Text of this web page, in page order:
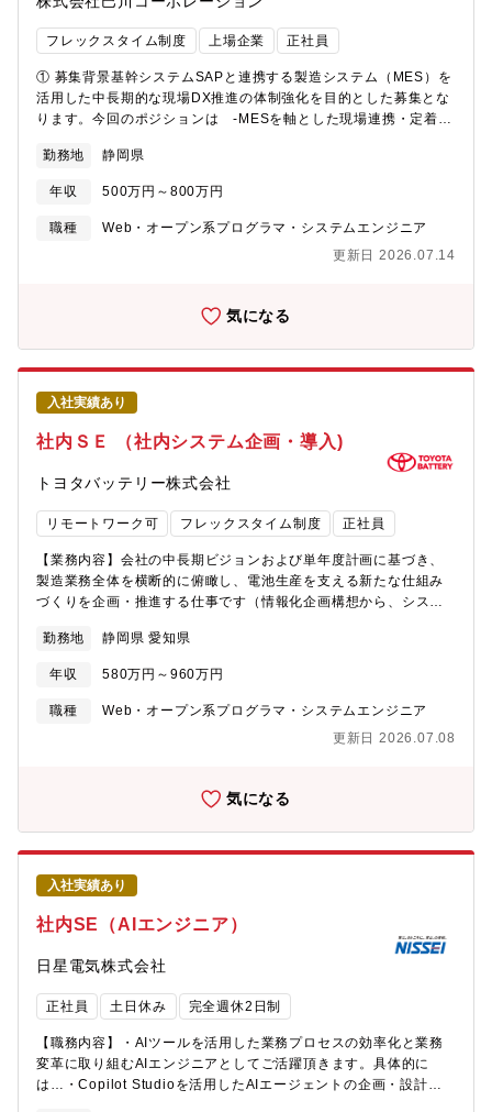
フレックスタイム制度 上場企業 正社員
① 募集背景基幹システムSAPと連携する製造システム（MES）を
活用した中長期的な現場DX推進の体制強化を目的とした募集とな
ります。今回のポジションは -MESを軸とした現場連携・定着推
への関与といった実行・展開寄りの役割を担っていただく想定で
す。② 組織構成・情報システムグループ14名のうち、製造領域
（MES・SAP連携）については現状1.5名で対応しています。③
業務内容 -社内：企画・要件定義・現場調整・ベンダーコントロ
開発とベンダー活用の比率は1：9程度を想定しています。・製造
策が中心で案件によっては現場に入り込む伴走型の関わりもあり
ます。④ ミッション・入社後1年程度で期待する成果として
は、 -MES領域におけるテーマを1件担当していただき、自律的
に推進する（要件整理～運用定着） -現場との信頼関係構築およ
び改善提案の推進を想定しています。・特に重要視しているKPI・
指標としては、 -業務の標準化・効率化（手作業削減、工数削
減） -データ可視化の高度化（意思決定スピード向上） -システ
ム定着率（現場活用度）などが挙げられます。【配属先】業務本
部 情報システムグループ（14名）部長1名、課長3名、メンバー
10名
勤務地 静岡県
年収 500万円～800万円
職種
Web・オープン系プログラマ・システムエンジニア
更新日 2026.07.14
気になる
入社実績あり
社内ＳＥ （社内システム企画・導入)
トヨタバッテリー株式会社
リモートワーク可 フレックスタイム制度 正社員
【業務内容】会社の中長期ビジョンおよび単年度計画に基づき、
製造業務全体を横断的に俯瞰し、電池生産を支える新たな仕組み
づくりを企画・推進する仕事です（情報化企画構想から、システ
質などのユーザー部門の実務に深く入り込み、現場課題や要望を
理解したうえで、企画・仕様検討を行い、業務改革を支援・推進
します。・工場全体の業務を横断的にカバーする領域が主な担当
範囲となります。・近年では、MESと設備・IoTデータの連携、工
た生産の高度化・安定化に積極的に取り組んでいきます。【求め
方・周囲と協調しながら、粘り強く、信念を持って業務をやり遂
げられる方・向上心が高く、新しい技術や取り組みに積極的に挑
戦できる※必須要件を満たす方であれば、人物面を重視して選考
します。【仕事の魅力】トヨタバッテリーは、1996年にトヨタ自
動車とパナソニックの合弁により設立され、ハイブリッド車市場
の拡大とともに着実な成長を遂げてきました。現在、トヨタ自動
車が掲げるマルチパスウェイ戦略の中で、トヨタバッテリーの役
割はこれまで以上に重要性を増しており、電池生産の高度化・安
定化が大きなテーマとなっています。本ポジションは、社内SEと
して、工場の情報化に関する企画構想からシステムの導入・展開
までを一貫して担う役割です。製造現場のデータを一元的に管
理・活用する工場システムは、現在、本格展開フェーズにあり、
企画・仕様検討から現場への定着、関係部門やベンダーとの調整
まで、対応領域は多岐にわたります。将来の電池生産を支える基
盤づくりに、企画段階から主体的に関与できる点が、本ポジショ
勤務地 静岡県 愛知県
年収 580万円～960万円
職種
Web・オープン系プログラマ・システムエンジニア
更新日 2026.07.08
気になる
入社実績あり
社内SE（AIエンジニア）
日星電気株式会社
正社員 土日休み 完全週休2日制
【職務内容】・AIツールを活用した業務プロセスの効率化と業務
変革に取り組むAIエンジニアとしてご活躍頂きます。具体的に
は…・Copilot Studioを活用したAIエージェントの企画・設計・